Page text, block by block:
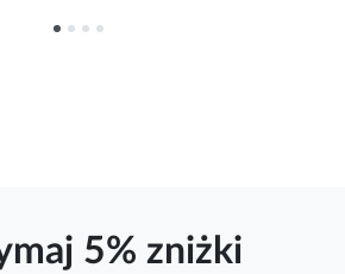
5% zniżki